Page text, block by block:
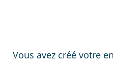
Vous avez créé votre